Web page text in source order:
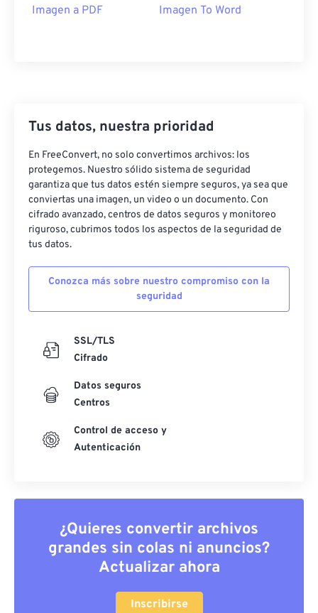
Imagen a PDF Imagen To Word
Tus datos, nuestra prioridad
En FreeConvert, no solo convertimos archivos: los
protegemos. Nuestro sólido sistema de seguridad
garantiza que tus datos estén siempre seguros, ya sea que
conviertas una imagen, un video o un documento. Con
cifrado avanzado, centros de datos seguros y monitoreo
riguroso, cubrimos todos los aspectos de la seguridad de
tus datos.
Conozca más sobre nuestro compromiso con la
seguridad
SSL/TLS
Cifrado
Datos seguros
Centros
Control de acceso y
Autenticación
¿Quieres convertir archivos
grandes sin colas ni anuncios?
Actualizar ahora
Inscribirse